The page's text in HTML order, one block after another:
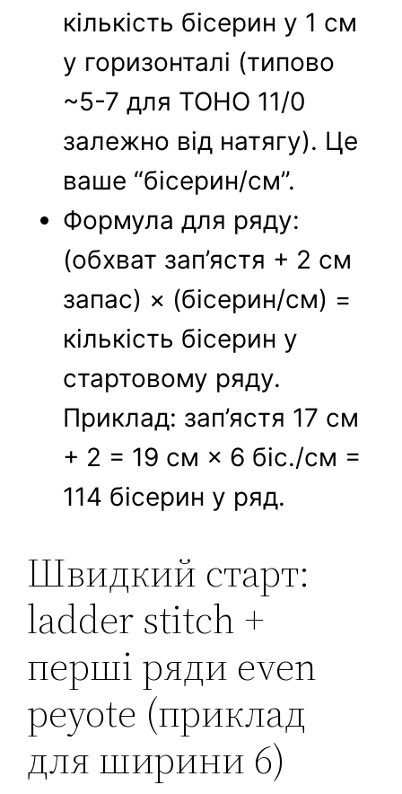
кількість бісерин у 1 см
у горизонталі (типово
~5-7 для TOHO 11/0
залежно від натягу). Це
ваше “бісерин/см”.
Формула для ряду:
(обхват зап’ястя + 2 см
запас) × (бісерин/см) =
кількість бісерин у
стартовому ряду.
Приклад: зап’ястя 17 см
+ 2 = 19 см × 6 біс./см =
114 бісерин у ряд.
Швидкий старт:
ladder stitch +
перші ряди even
peyote (приклад
для ширини 6)